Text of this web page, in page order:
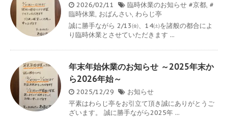
2026/02/11 臨時休業のお知らせ #京都, #
臨時休業, おばんさい, わらじ亭
誠に勝手ながら 2/13㈮、14㈯を諸般の都合によ
り臨時休業とさせていただきます ...
年末年始休業のお知らせ ～2025年末か
ら2026年始～
2025/12/29
お知らせ
平素はわらじ亭をお引立て頂き誠にありがとうご
ざいます。 誠に勝手ながら2025年 ...